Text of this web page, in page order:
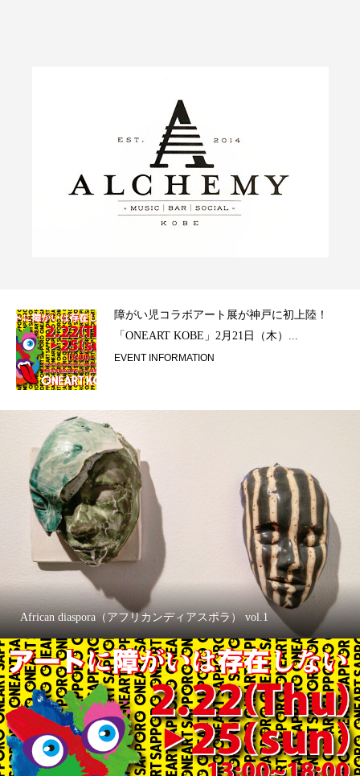
障がい児コラボアート展が神戸に初上陸！
「ONEART KOBE」2月21日（木）...
EVENT INFORMATION
African diaspora（アフリカンディアスポラ） vol.1